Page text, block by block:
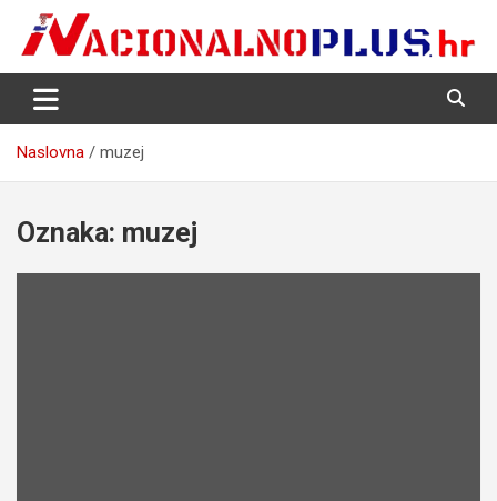
content
NacionalnoPlus.hr
Nacija želi znati više
Naslovna muzej
Oznaka: muzej